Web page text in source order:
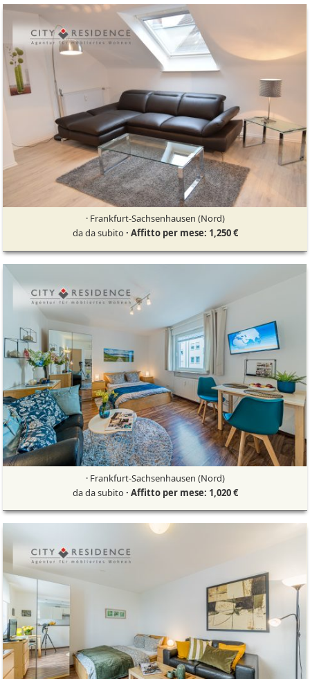
· Frankfurt-Sachsenhausen (Nord)
da da subito · Affitto per mese: 1,250 €
· Frankfurt-Sachsenhausen (Nord)
da da subito · Affitto per mese: 1,020 €